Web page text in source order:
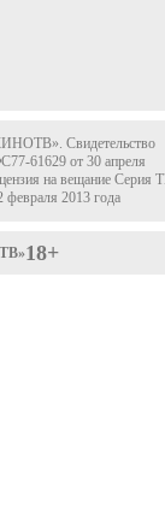
Свидетельство
61629 от 30 апреля
на вещание Серия
2013 года
18+